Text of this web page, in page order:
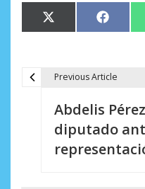
Compartir
en
X
(Twitter) en
Previous Article
Abdelis
diputado